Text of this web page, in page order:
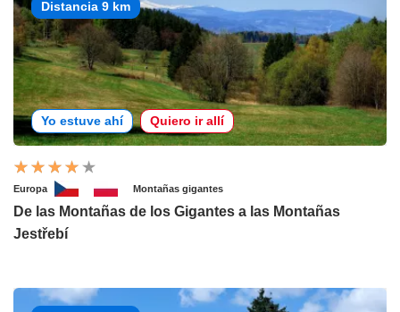
Distancia 9 km
Yo estuve ahí Quiero ir allí
Europa Montañas gigantes
De las Montañas de los Gigantes a las Montañas
Jestřebí